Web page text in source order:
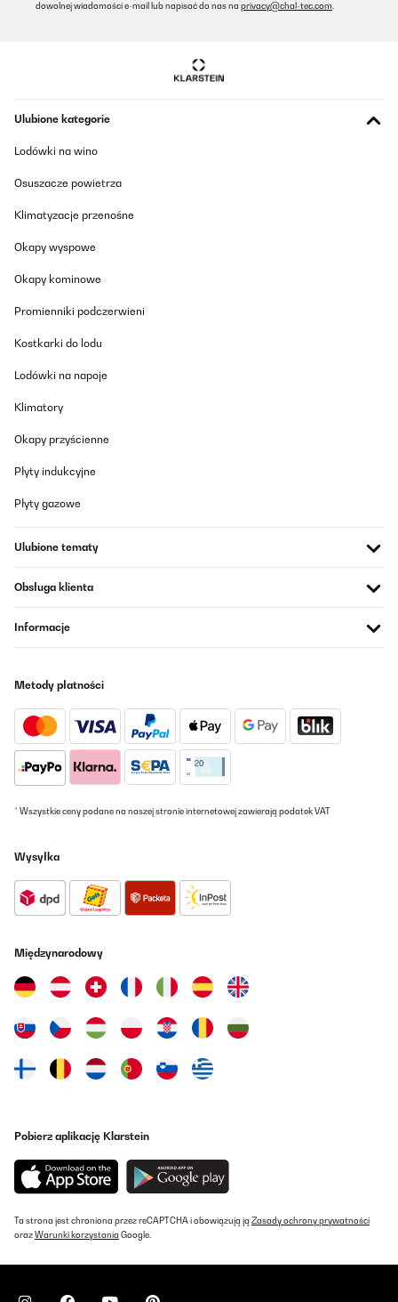
kaufen.
Perfetto!quello che cercavo.Questo radiatore ha 2 potenze:bassa
1369)collocato nella cucina di una casa degli anni '60 con
alunghezza di mt.4.50x3.00 e di altezza di metri 3 con portas
gradi in 2 ore e mezzo circa e naturalmente la porta della stanza
watt) raggiunge i 20 gradi in circa 40 minuti,quindi oggetto molto
utile almeno per me.Le misurazioni di consumo le ho fatte con
ora e circa 3 kwatt in 1 ora.Punto negativo:per una normale casa
potenza disponibile a 4,5 Kwatt)in quanto alla prima accensione
degli anni 60,casa singola senza coibentazione,soffitti alti(3
Mounded on the wall. It works ok but makes a lot of noise when it
schedule installed on the software. The 2000W/20m2 has it.
Cons is that we can’t put wallpaper on the wall with this heater.
SPRAWDZONA OPINIA
03/01/2026
Mounded on the wall. It works ok but makes a lot of noise when it
turns on / off. Also, there is no week dates and hours timer
schedule installed on the software. The 2000W/20m2 has it.
.
vše ostatní. V aplikaci již mám 6 topení a jsem spokojený.
Tłumacz
Optisch zurückhaltend, heizt super. Würde ich wieder kaufen.
Amazon-Benutzer
Tłumacz
04/12/2025
dowolnej wiadomości e-mail lub napisać do nas na privacy@chal-tec.com
Ulubione kategorie
Lodówki na wino
Osuszacze powietrza
Klimatyzacje przenośne
Okapy wyspowe
Okapy kominowe
Promienniki podczerwieni
Kostkarki do lodu
Lodówki na napoje
Klimatory
Okapy przyścienne
Płyty indukcyjne
Płyty gazowe
Ulubione tematy
Obsługa klienta
Informacje
Metody płatności
* Wszystkie ceny podane na naszej stronie internetowej zawierają podatek VAT
Wysyłka
Międzynarodowy
Pobierz aplikację Klarstein
Ta strona jest chroniona przez reCAPTCHA i obowiązują ją Zasady ochrony prywatności
orazWarunki korzystania Google.